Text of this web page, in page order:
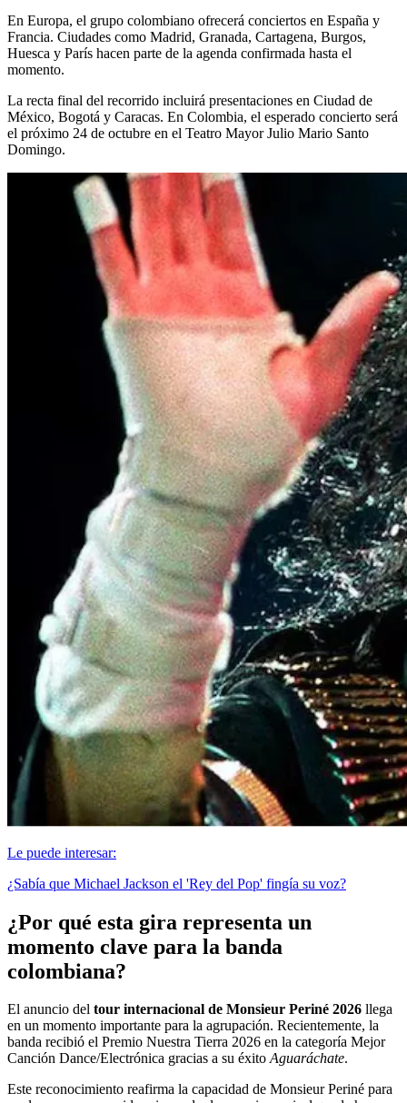
En Europa, el grupo colombiano ofrecerá conciertos en España y
Francia. Ciudades como Madrid, Granada, Cartagena, Burgos,
Huesca y París hacen parte de la agenda confirmada hasta el
momento.
La recta final del recorrido incluirá presentaciones en Ciudad de
México, Bogotá y Caracas. En Colombia, el esperado concierto será
el próximo 24 de octubre en el Teatro Mayor Julio Mario Santo
Domingo.
Le puede interesar:
¿Sabía que Michael Jackson el 'Rey del Pop' fingía su voz?
¿Por qué esta gira representa un
momento clave para la banda
colombiana?
El anuncio del tour internacional de Monsieur Periné 2026 llega
en un momento importante para la agrupación. Recientemente, la
banda recibió el Premio Nuestra Tierra 2026 en la categoría Mejor
Canción Dance/Electrónica gracias a su éxitoAguaráchate.
Este reconocimiento reafirma la capacidad de Monsieur Periné para